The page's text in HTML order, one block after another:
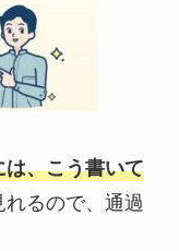
、こう書いて
るので、通過